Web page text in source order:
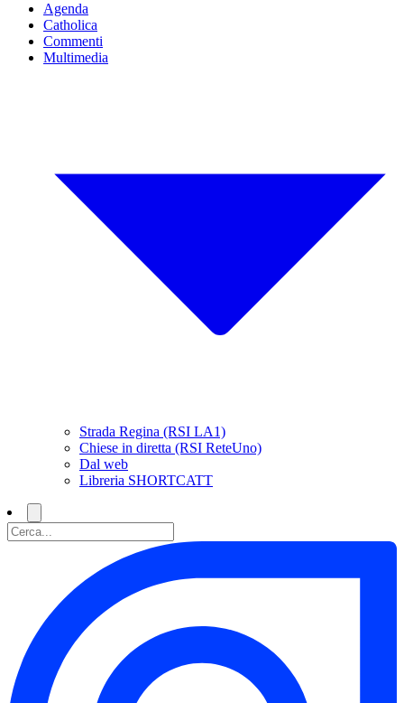
Agenda
Catholica
Commenti
Multimedia
Strada Regina (RSI LA1)
Chiese in diretta (RSI ReteUno)
Dal web
Libreria SHORTCATT